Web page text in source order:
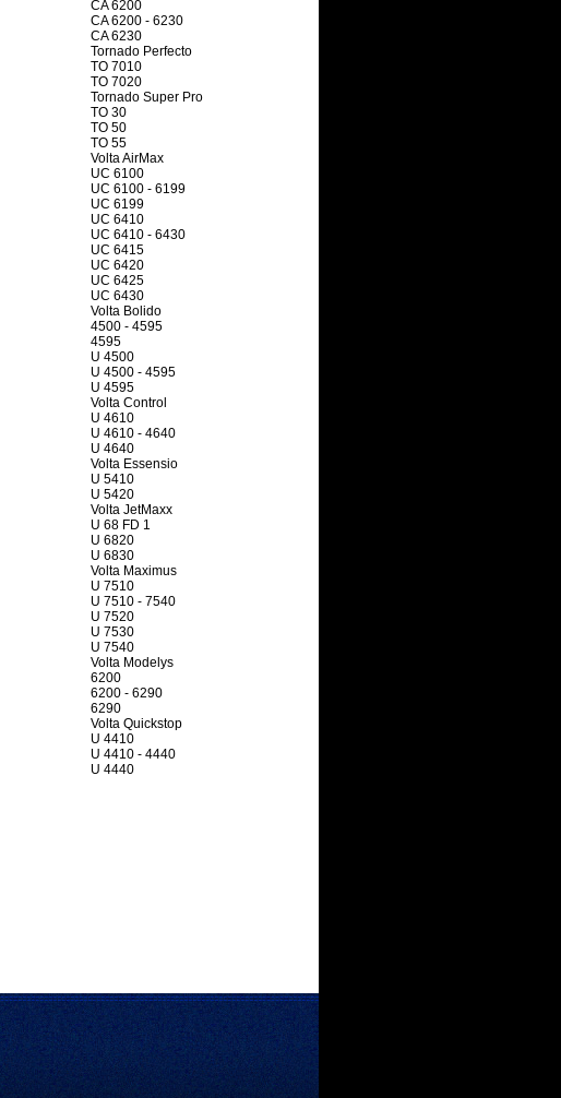
CA 6200
CA 6200 - 6230
CA 6230
Tornado Perfecto
TO 7010
TO 7020
Tornado Super Pro
TO 30
TO 50
TO 55
Volta AirMax
UC 6100
UC 6100 - 6199
UC 6199
UC 6410
UC 6410 - 6430
UC 6415
UC 6420
UC 6425
UC 6430
Volta Bolido
4500 - 4595
4595
U 4500
U 4500 - 4595
U 4595
Volta Control
U 4610
U 4610 - 4640
U 4640
Volta Essensio
U 5410
U 5420
Volta JetMaxx
U 68 FD 1
U 6820
U 6830
Volta Maximus
U 7510
U 7510 - 7540
U 7520
U 7530
U 7540
Volta Modelys
6200
6200 - 6290
6290
Volta Quickstop
U 4410
U 4410 - 4440
U 4440